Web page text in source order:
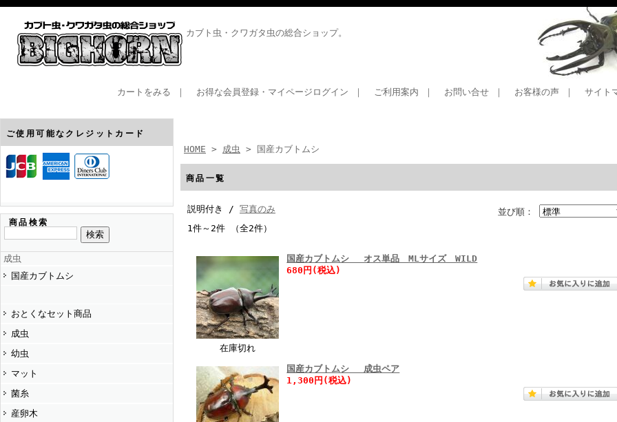
カブト虫・クワガタ虫の総合ショップ。
カートをみる ｜ お得な会員登録・マイページログイン ｜ ご利用案内 ｜ お問い合せ ｜ お客様の声 ｜ サイト
ご使用可能なクレジットカード
商品検索
成虫
国産カブトムシ
おとくなセット商品
成虫
幼虫
マット
菌糸
産卵木
HOME > 成虫 > 国産カブトムシ
商品一覧
並び順：
説明付き / 写真のみ
1件～2件 （全2件）
在庫切れ
国産カブトムシ オス単品 MLサイズ WILD
680円(税込)
国産カブトムシ 成虫ペア
1,300円(税込)